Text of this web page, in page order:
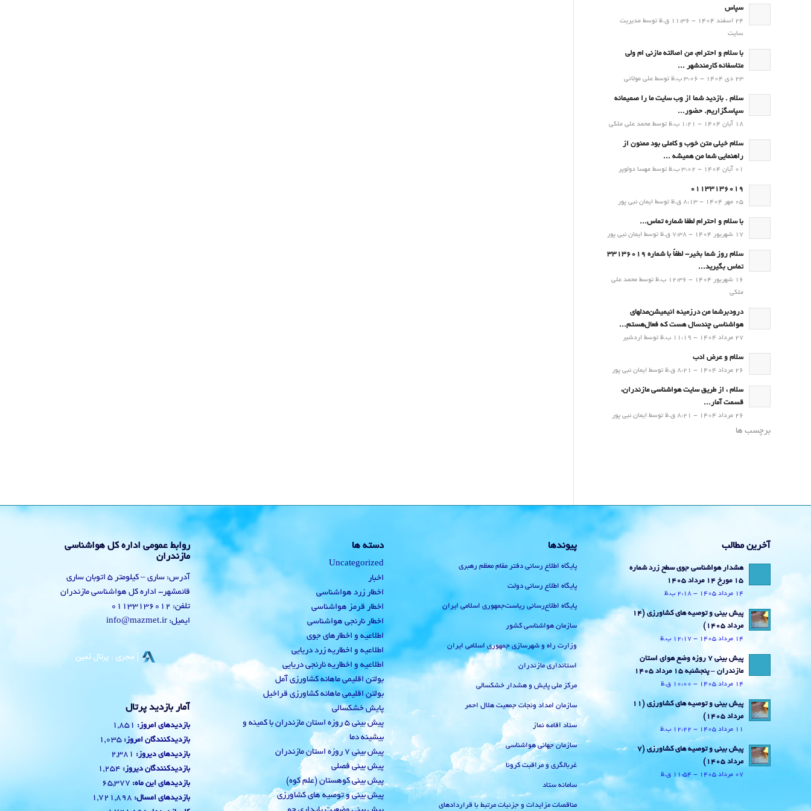
سپاس
24 اسفند 1404 - 11:36 ق.ظ توسط مدیریت
سایت
با سلام و احترام، من اصالته مازنی ام ولی
متاسفانه کارمندشهر ...
23 دی 1404 - 3:06 ب.ظ توسط علی مولائی
سلام . بازدید شما از وب سایت ما را صمیمانه
سپاسگزاریم. حضور...
18 آبان 1404 - 1:21 ب.ظ توسط محمد علی ملکی
سلام خیلی متن خوب و کاملی بود ممنون از
راهنمایی شما من همیشه ...
01 آبان 1404 - 3:02 ب.ظ توسط مهسا دولوپر
01133136019
05 مهر 1404 - 8:13 ق.ظ توسط ایمان نبی پور
با سلام و احترام لطفا شماره تماس...
17 شهریور 1404 - 7:38 ق.ظ توسط ایمان نبی پور
سلام روز شما بخیر- لطفاً با شماره 33136019
تماس بگیرید...
16 شهریور 1404 - 12:36 ب.ظ توسط محمد علی
ملکی
درودبرشما من درزمینه انیمیشن‌مدلهای
هواشناسی چندسال هست که فعال‌هستم...
27 مرداد 1404 - 11:19 ب.ظ توسط اردشیر
سلام و عرض ادب
26 مرداد 1404 - 8:21 ق.ظ توسط ایمان نبی پور
سلام ، از طریق سایت هواشناسی مازندران،
قسمت آمار...
26 مرداد 1404 - 8:21 ق.ظ توسط ایمان نبی پور
برچسب ها
آخرین مطالب
هشدار هواشناسی جوی سطح زرد شماره
15 مورخ 14 مرداد 1405
14 مرداد 1405 - 2:18 ب.ظ
پیش بینی و توصیه های کشاورزی (14
مرداد ۱۴۰۵)
14 مرداد 1405 - 12:17 ب.ظ
پیش بینی 7 روزه وضع هوای استان
مازندران – پنجشنبه 15 مرداد 1405
14 مرداد 1405 - 10:00 ق.ظ
پیش بینی و توصیه های کشاورزی (11
مرداد ۱۴۰۵)
11 مرداد 1405 - 12:22 ب.ظ
پیش بینی و توصیه های کشاورزی (7
مرداد ۱۴۰۵)
07 مرداد 1405 - 11:54 ق.ظ
پیوندها
پایگاه اطلاع رسانی دفتر مقام معظم رهبری
پایگاه اطلاع رسانی دولت
پایگاه اطلاع‌رسانی ریاست‌جمهوری اسلامی ایران
سازمان هواشناسی کشور
وزارت راه و شهرسازی جمهوری اسلامی ایران
استانداری مازندران
مرکز ملی پایش و هشدار خشکسالی
سازمان امداد ونجات جمعیت هلال احمر
ستاد اقامه نماز
سازمان جهانی هواشناسی
غربالگری و مراقبت کرونا
سامانه ستاد
مناقصات مزایدات و جزئیات مرتبط با قراردادهای
دسته ها
Uncategorized
اخبار
اخطار زرد هواشناسی
اخطار قرمز هواشناسی
اخطار نارنجی هواشناسی
اطلاعیه و اخطارهای جوی
اطلاعیه و اخطاریه زرد دریایی
اطلاعیه و اخطاریه نارنجی دریایی
بولتن اقلیمی ماهانه کشاورزی آمل
بولتن اقلیمی ماهانه کشاورزی قراخیل
پایش خشکسالی
پیش بینی 5 روزه استان مازندران با کمینه و
بیشینه دما
پیش بینی 7 روزه استان مازندران
پیش بینی فصلی
پیش بینی کوهستان (علم کوه)
پیش بینی و توصیه های کشاورزی
روابط عمومی اداره کل هواشناسی
مازندران
آدرس: ساری – کیلومتر 5 اتوبان ساری
قائمشهر- اداره کل هواشناسی مازندران
تلفن: 01133136012
ایمیل: info@mazmet.ir
آمار بازدید پرتال
بازدیدهای امروز: 1,851
بازدیدکنندگان امروز: 1,035
بازدیدهای دیروز: 2,381
بازدیدکنندگان دیروز: 1,254
بازدیدهای این ماه: 65,377
بازدیدهای امسال: 1,721,898